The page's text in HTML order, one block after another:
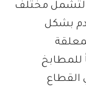
لتشمل مختلف
بشكل
للمطابخ
القطاع